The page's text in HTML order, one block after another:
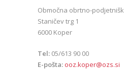
Območna obrtno-
Staničev trg 1
6000 Koper
Tel: 05/613 90 00
E-pošta: ooz.koper@ozs.si